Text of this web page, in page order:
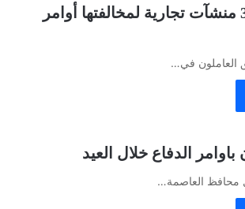
الزرقاء: اغلاق 3 منشآت تجارية لمخالفتها أوامر
العاملون في…
الدفاع خلال العيد
محافظ العاصمة…